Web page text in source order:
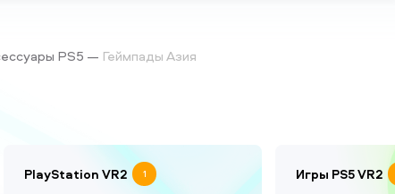
PS5 Геймпады Азия
PlayStation VR2 1 Игры PS5 VR2